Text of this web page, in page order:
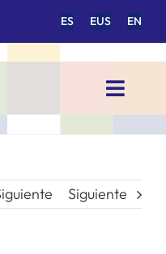
ES EUS EN
Toggle
Siguiente